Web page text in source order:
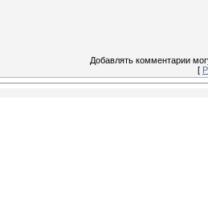
Добавлять комментарии
[